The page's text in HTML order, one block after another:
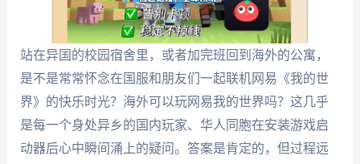
站在异国的校园宿舍里，或者加完班回到海外的公寓，
是不是常常怀念在国服和朋友们一起联机网易《我的世
界》的快乐时光？海外可以玩网易我的世界吗？这几乎
是每一个身处异乡的国内玩家、华人同胞在安装游戏启
动器后心中瞬间涌上的疑问。答案是肯定的，但过程远